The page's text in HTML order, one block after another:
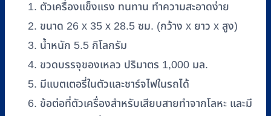
ตัวเครื่องแข็งแรง ทนทาน ทำความสะอาดง่าย
ขนาด 26 x 35 x 28.5 ซม. (กว้าง x ยาว x สูง)
น้ำหนัก 5.5 กิโลกรัม
ขวดบรรจุของเหลว ปริมาตร 1,000 มล.
มีแบตเตอรี่ในตัวและชาร์จไฟในรถได้
ข้อต่อที่ตัวเครื่องสำหรับเสียบสายทำจากโลหะ และมี